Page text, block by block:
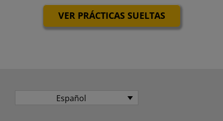
VER PRÁCTICAS SUELTAS
Español